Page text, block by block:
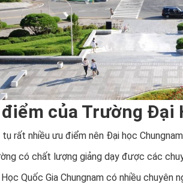
của Trường Đại
tụ rất nhiều ưu điểm nên Đại học
có chất lượng giảng dạy được các
Quốc Gia Chungnam có nhiều